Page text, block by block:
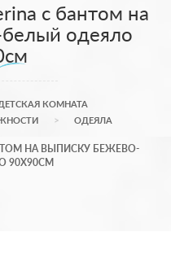
с бантом на
одеяло
КОМНАТА
ОДЕЯЛА
НА ВЫПИСКУ БЕЖЕВО-
90Х90СМ